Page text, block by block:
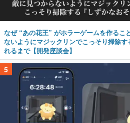
なぜ “あの花王” がホラーゲームを作るこ
ないようにマジックリンでこっそり掃除
れるまで【開発座談会】
5